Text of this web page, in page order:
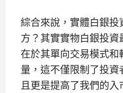
綜合來說，實體白銀
方？其實實物白銀投
在於其單向交易模式
量，這不僅限制了投
且更是提高了我們的